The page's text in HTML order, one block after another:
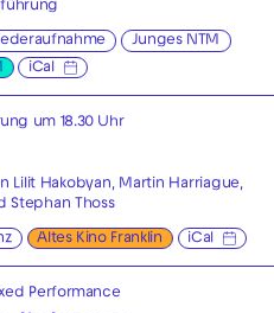
Junges NTM
iCal
um 18.30 Uhr
Lilit Hakobyan, Martin Harriague,
Stephan Thoss
Altes Kino Franklin iCal
Performance